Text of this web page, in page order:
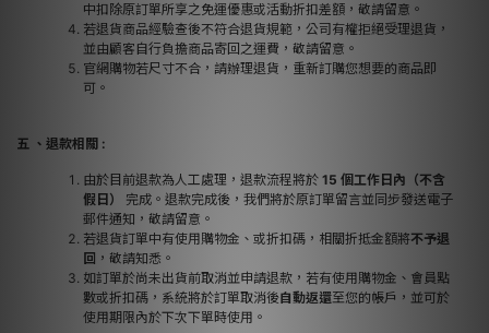
中扣除原訂單所享之免運優惠或活動折扣差額，敬請留意。
若退貨商品經驗查後不符合退貨規範，公司有權拒絕受理退貨，
並由顧客自行負擔商品寄回之運費，敬請留意。
官網購物若尺寸不合，請辦理退貨，重新訂購您想要的商品即
可。
五 、退款相關 :
由於目前退款為人工處理，退款流程將於 15 個工作日內（不含
假日）
完成。退款完成後，我們將於原訂單留言並同步發送電子
郵件通知，敬請留意。
若退貨訂單中有使用購物金、或折扣碼，相關折抵金額將不予退
回 ，敬請知悉。
如訂單於尚未出貨前取消並申請退款，若有使用購物金、會員點
數或折扣碼，系統將於訂單取消後自動返還至您的帳戶，並可於
使用期限內於下次下單時使用。